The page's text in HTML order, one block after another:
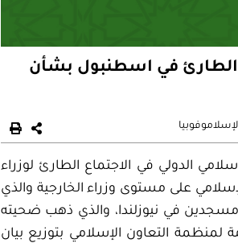
الطارئ في اسطنبول بشأن
الدولي في الاجتماع الطارئ لوزراء
على مستوى وزراء الخارجية والذي
على مسجدين في نيوزلندا، والذي ذهب ضحيته
لمنظمة التعاون الإسلامي بتوزيع بيان